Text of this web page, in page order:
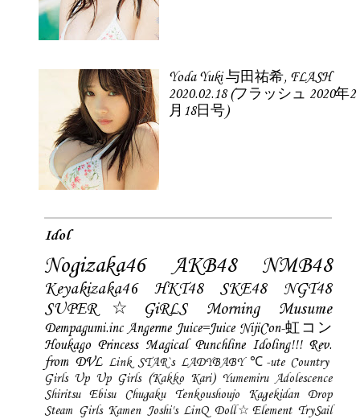
Yoda Yuki 与田祐希, FLASH
2020.02.18 (フラッシュ 2020年2
月18日号)
Idol
Nogizaka46 AKB48 NMB48
Keyakizaka46 HKT48 SKE48
NGT48
SUPER☆GiRLS
Morning Musume
Dempagumi.inc Angerme Juice=Juice NijiCon-虹コン
Houkago Princess Magical Punchline Idoling!!! Rev.
from DVL Link STAR`s LADYBABY ℃-ute Country
Girls Up Up Girls (Kakko Kari) Yumemiru Adolescence
Shiritsu Ebisu Chugaku
Tenkoushoujo Kagekidan
Drop
Steam Girls Kamen Joshi's LinQ Doll☆Element TrySail